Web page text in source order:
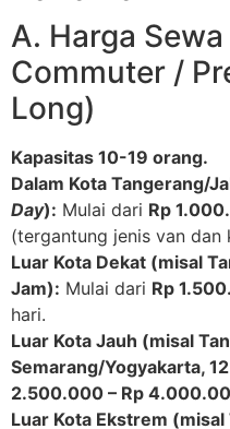
A. Harga Sewa
Commuter /
Long)
Kapasitas 10-19 orang.
Dalam Kota Tangerang/
Day): Mulai dari Rp
(tergantung jenis van dan
Luar Kota Dekat (misal
Jam): Mulai dari Rp
hari.
Luar Kota Jauh (misal
Semarang/Yogyakarta,
2.500.000 – Rp
Luar Kota Ekstrem